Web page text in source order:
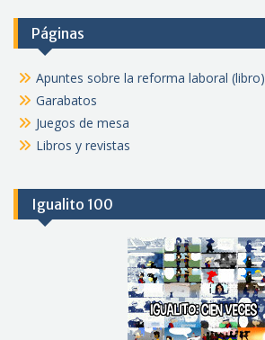
Páginas
Apuntes sobre la reforma laboral (libro)
Garabatos
Juegos de mesa
Libros y revistas
Igualito 100